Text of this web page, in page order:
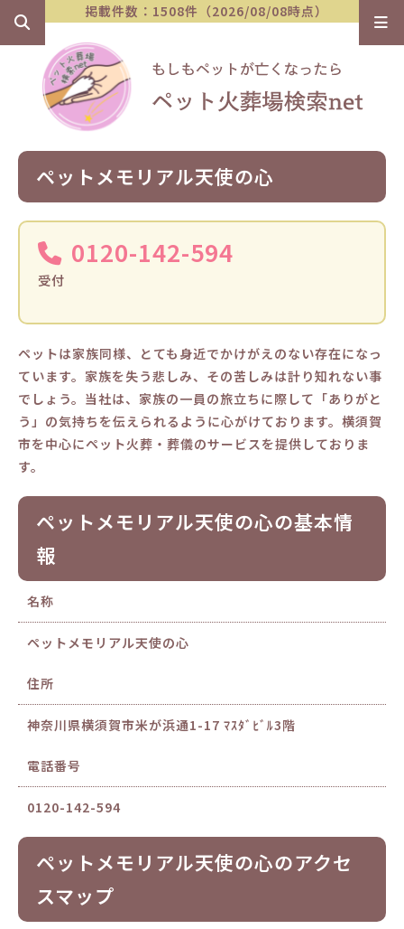
掲載件数：1508件（2026/08/08時点）
ペットメモリアル天使の心
0120-142-594
受付
ペットは家族同様、とても身近でかけがえのない存在になっ
ています。家族を失う悲しみ、その苦しみは計り知れない事
でしょう。当社は、家族の一員の旅立ちに際して「ありがと
う」の気持ちを伝えられるように心がけております。横須賀
市を中心にペット火葬・葬儀のサービスを提供しておりま
す。
ペットメモリアル天使の心の基本情
報
名称
ペットメモリアル天使の心
住所
神奈川県横須賀市米が浜通1-17 ﾏｽﾀﾞﾋﾞﾙ3階
電話番号
0120-142-594
ペットメモリアル天使の心のアクセ
スマップ